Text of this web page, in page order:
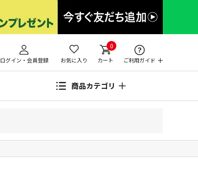
ログイン・会員登録 お気に入り
0
カート ご利用ガイド
商品カテゴリ